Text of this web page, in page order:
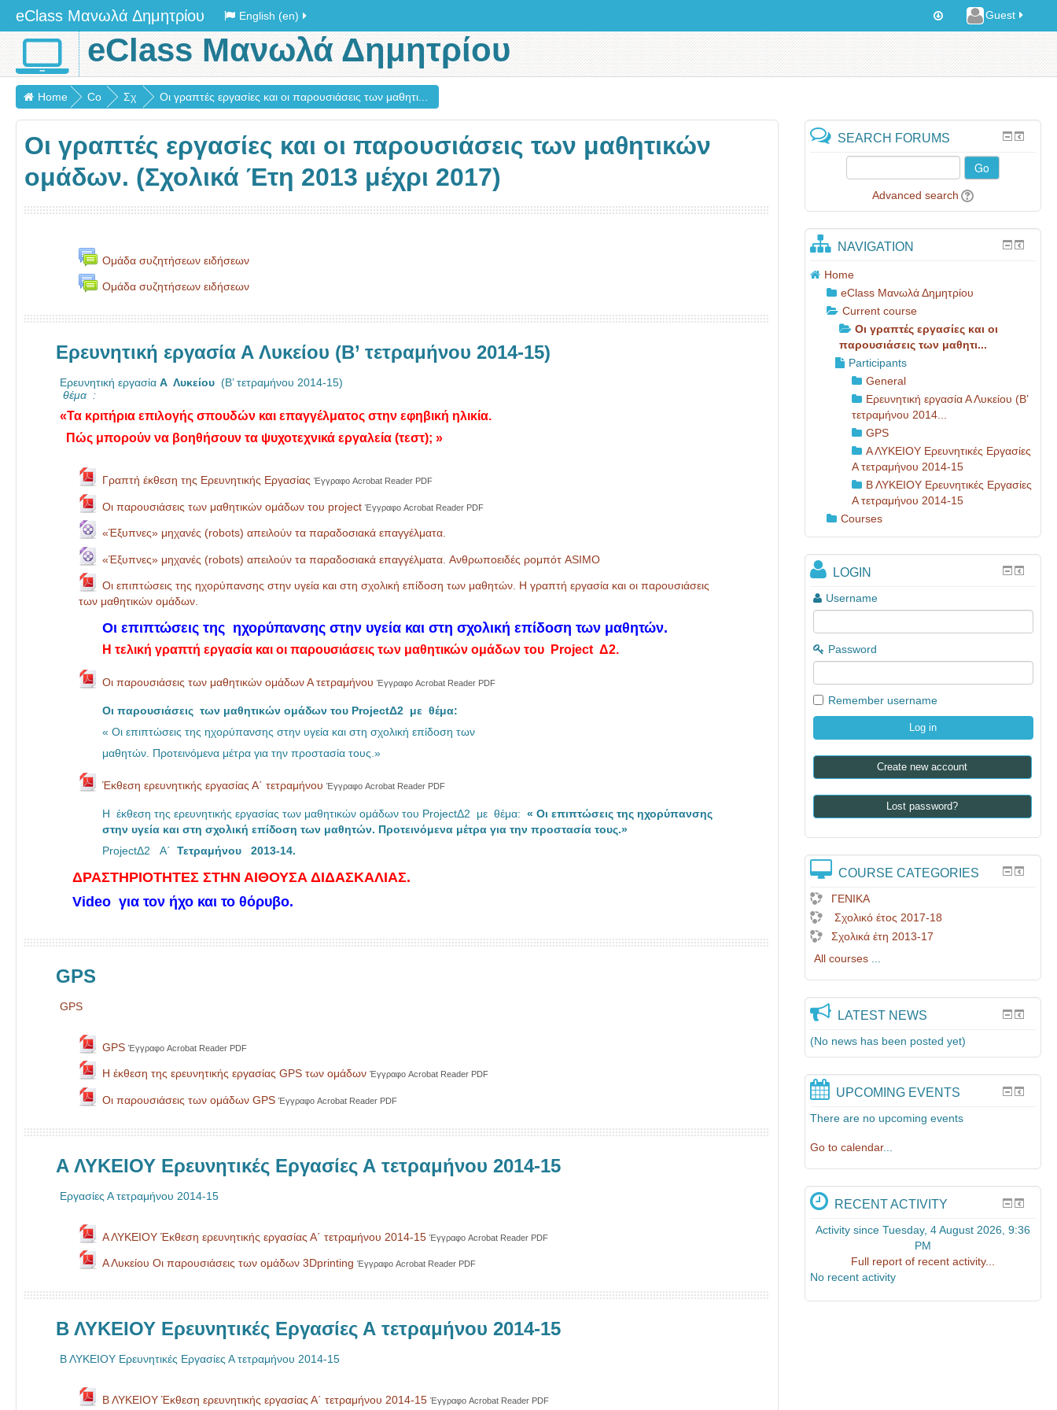
eClass Μανωλά Δημητρίου Guest
English (en)
eClass Μανωλά Δημητρίου
Home
Co
urs
es
Σχ
ολι
κά
20
13
Οι γραπτές εργασίες και οι παρουσιάσεις των μαθητι...
Οι γραπτές εργασίες και οι παρουσιάσεις των μαθητικών
ομάδων. (Σχολικά Έτη 2013 μέχρι 2017)
Ομάδα συζητήσεων ειδήσεων
Ομάδα συζητήσεων ειδήσεων
Ερευνητική εργασία Α Λυκείου (Β’ τετραμήνου 2014-15)
Ερευνητική εργασία Α Λυκείου (Β’ τετραμήνου 2014-15)
θέμα :
«Τα κριτήρια επιλογής σπουδών και επαγγέλματος στην εφηβική ηλικία.
Πώς μπορούν να βοηθήσουν τα ψυχοτεχνικά εργαλεία (τεστ); »
Γραπτή έκθεση της Ερευνητικής Εργασίας Έγγραφο Acrobat Reader PDF
Οι παρουσιάσεις των μαθητικών ομάδων του project Έγγραφο Acrobat Reader PDF
«Έξυπνες» μηχανές (robots) απειλούν τα παραδοσιακά επαγγέλματα.
«Έξυπνες» μηχανές (robots) απειλούν τα παραδοσιακά επαγγέλματα. Aνθρωποειδές ρομπότ ASIMO
Οι επιπτώσεις της ηχορύπανσης στην υγεία και στη σχολική επίδοση των μαθητών. Η γραπτή εργασία και οι παρουσιάσεις
των μαθητικών ομάδων.
Οι επιπτώσεις της ηχορύπανσης στην υγεία και στη σχολική επίδοση των μαθητών.
Η τελική γραπτή εργασία και οι παρουσιάσεις των μαθητικών ομάδων του Project Δ2.
Οι παρουσιάσεις των μαθητικών ομάδων Α τετραμήνου Έγγραφο Acrobat Reader PDF
Οι παρουσιάσεις των μαθητικών ομάδων του ProjectΔ2 με θέμα:
« Οι επιπτώσεις της ηχορύπανσης στην υγεία και στη σχολική επίδοση των
μαθητών. Προτεινόμενα μέτρα για την προστασία τους.»
Έκθεση ερευνητικής εργασίας Α΄ τετραμήνου Έγγραφο Acrobat Reader PDF
Η έκθεση της ερευνητικής εργασίας των μαθητικών ομάδων του ProjectΔ2 με θέμα: « Οι επιπτώσεις της ηχορύπανσης
στην υγεία και στη σχολική επίδοση των μαθητών. Προτεινόμενα μέτρα για την προστασία τους.»
ProjectΔ2 Α΄ Τετραμήνου 2013-14.
ΔΡΑΣΤΗΡΙΟΤΗΤΕΣ ΣΤΗΝ ΑΙΘΟΥΣΑ ΔΙΔΑΣΚΑΛΙΑΣ.
Video για τον ήχο και το θόρυβο.
GPS
GPS
GPS Έγγραφο Acrobat Reader PDF
Η έκθεση της ερευνητικής εργασίας GPS των ομάδων Έγγραφο Acrobat Reader PDF
Οι παρουσιάσεις των ομάδων GPS Έγγραφο Acrobat Reader PDF
Α ΛΥΚΕΙΟΥ Ερευνητικές Εργασίες Α τετραμήνου 2014-15
Εργασίες Α τετραμήνου 2014-15
Α ΛΥΚΕΙΟΥ Έκθεση ερευνητικής εργασίας Α΄ τετραμήνου 2014-15 Έγγραφο Acrobat Reader PDF
Α Λυκείου Οι παρουσιάσεις των ομάδων 3Dprinting Έγγραφο Acrobat Reader PDF
Β ΛΥΚΕΙΟΥ Ερευνητικές Εργασίες Α τετραμήνου 2014-15
Β ΛΥΚΕΙΟΥ Ερευνητικές Εργασίες Α τετραμήνου 2014-15
Β ΛΥΚΕΙΟΥ Έκθεση ερευνητικής εργασίας Α΄ τετραμήνου 2014-15 Έγγραφο Acrobat Reader PDF
SEARCH FORUMS
Go
Advanced search
NAVIGATION
Home
eClass Μανωλά Δημητρίου
Current course
Οι γραπτές εργασίες και οι
παρουσιάσεις των μαθητι...
Participants
General
Ερευνητική εργασία Α Λυκείου (Β’
τετραμήνου 2014...
GPS
Α ΛΥΚΕΙΟΥ Ερευνητικές Εργασίες
Α τετραμήνου 2014-15
Β ΛΥΚΕΙΟΥ Ερευνητικές Εργασίες
Α τετραμήνου 2014-15
Courses
LOGIN
Username
Password
Remember username
Create new account
Lost password?
COURSE CATEGORIES
ΓΕΝΙΚΑ
Σχολικό έτος 2017-18
Σχολικά έτη 2013-17
All courses ...
LATEST NEWS
(No news has been posted yet)
UPCOMING EVENTS
There are no upcoming events
Go to calendar...
RECENT ACTIVITY
Activity since Tuesday, 4 August 2026, 9:36
PM
Full report of recent activity...
No recent activity